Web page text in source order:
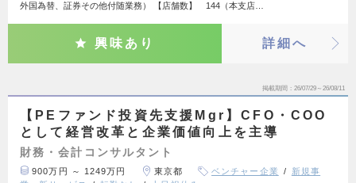
外国為替、証券その他付随業務） 【店舗数】 144（本支店…
興味あり 詳細へ
掲載期間 26/07/29～26/08/11
【PEファンド投資先支援Mgr】CFO・COO
として経営改革と企業価値向上を主導
財務・会計コンサルタント
900万円 ～ 1249万円 東京都 ベンチャー企業
新規事